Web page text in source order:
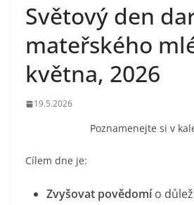
Světový den
mateřského
května, 2026
19.5.2026
Poznamenejte si v
Cílem dne je:
Zvyšovat povědomío